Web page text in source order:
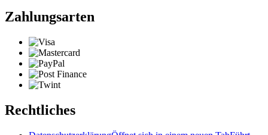
Zahlungsarten
Rechtliches